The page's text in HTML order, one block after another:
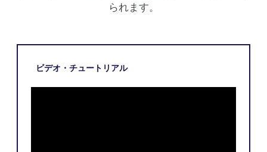
られます。
ビデオ・チュートリアル